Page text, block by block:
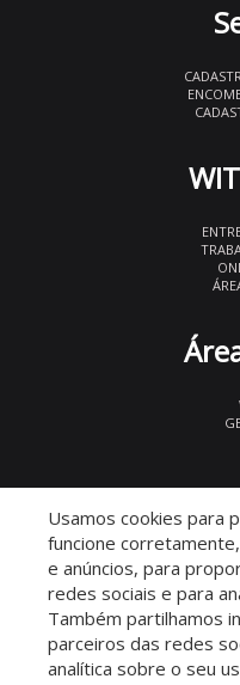
Descomplicado
Usamos cookies para
funcione
e anúncios, para
redes sociais e para
Também partilhamos
parceiros das redes
analítica sobre o seu